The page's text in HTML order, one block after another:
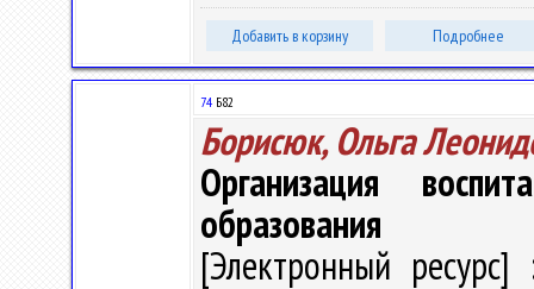
Добавить в корзину Подробнее
74 Б82
Борисюк, Ольга
Организация
образования
[Электронный ресурс]